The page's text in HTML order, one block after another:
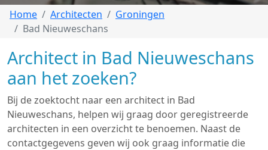
Home Architecten
Groningen
Bad Nieuweschans
Architect in Bad Nieuweschans
aan het zoeken?
Bij de zoektocht naar een architect in Bad
Nieuweschans, helpen wij graag door geregistreerde
architecten in een overzicht te benoemen. Naast de
contactgegevens geven wij ook graag informatie die